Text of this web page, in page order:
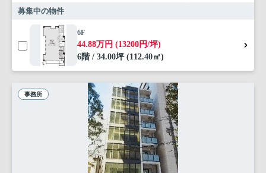
募集中の物件
6F
44.88万円 (13200円/坪)
6階 / 34.00坪 (112.40㎡)
事務所